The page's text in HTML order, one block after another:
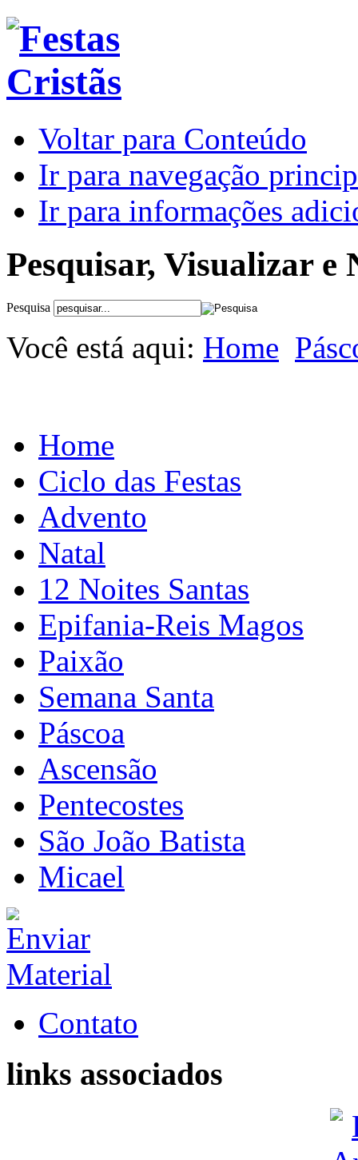
Voltar para Conteúdo
Ir para navegação
Ir para informações
Pesquisar, Visualizar e
Pesquisa
Você está aqui: Home
Home
Ciclo das Festas
Advento
Natal
12 Noites Santas
Epifania-Reis Magos
Paixão
Semana Santa
Páscoa
Ascensão
Pentecostes
São João Batista
Micael
Contato
links associados